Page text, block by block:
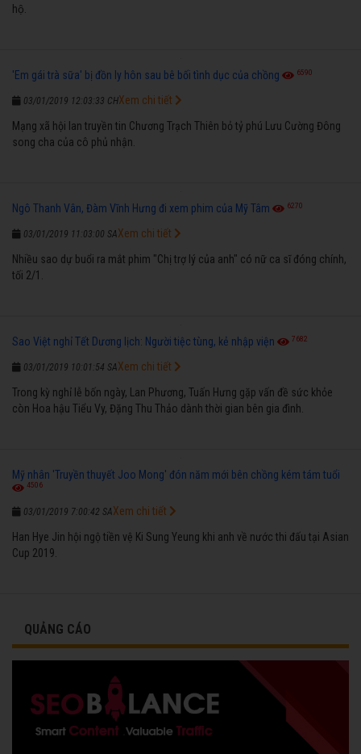
hộ.
'Em gái trà sữa' bị đồn ly hôn sau bê bối tình dục của chồng 6590
03/01/2019 12:03:33 CH
Mạng xã hội lan truyền tin Chương Trạch Thiên bỏ tỷ phú Lưu Cường Đông
song cha của cô phủ nhận.
Xem chi tiết
Ngô Thanh Vân, Đàm Vĩnh Hưng đi xem phim của Mỹ Tâm 6270
03/01/2019 11:03:00 SA
Nhiều sao dự buổi ra mắt phim "Chị trợ lý của anh" có nữ ca sĩ đóng chính,
tối 2/1.
Xem chi tiết
Sao Việt nghỉ Tết Dương lịch: Người tiệc tùng, kẻ nhập viện 7682
03/01/2019 10:01:54 SA
Trong kỳ nghỉ lễ bốn ngày, Lan Phương, Tuấn Hưng gặp vấn đề sức khỏe
còn Hoa hậu Tiểu Vy, Đặng Thu Thảo dành thời gian bên gia đình.
Xem chi tiết
Mỹ nhân 'Truyền thuyết Joo Mong' đón năm mới bên chồng kém tám tuổi
4506
03/01/2019 7:00:42 SA
Han Hye Jin hội ngộ tiền vệ Ki Sung Yeung khi anh về nước thi đấu tại Asian
Cup 2019.
Xem chi tiết
QUẢNG CÁO